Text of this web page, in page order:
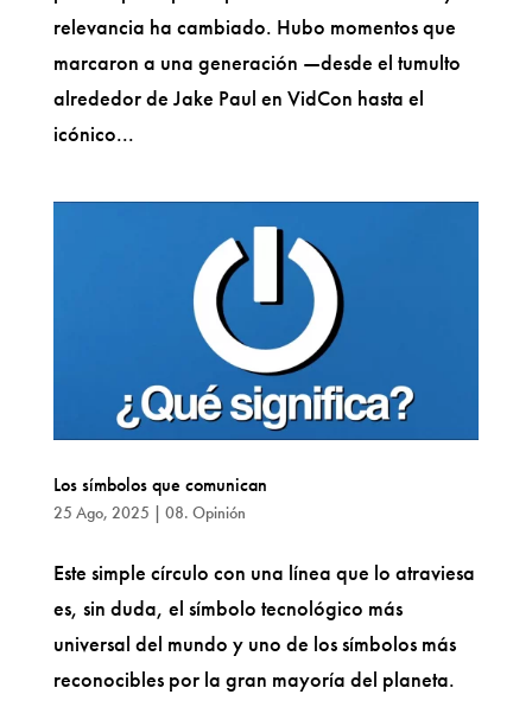
relevancia ha cambiado. Hubo momentos que
marcaron a una generación —desde el tumulto
alrededor de Jake Paul en VidCon hasta el
icónico...
Los símbolos que comunican
25 Ago, 2025 | 08. Opinión
Este simple círculo con una línea que lo atraviesa
es, sin duda, el símbolo tecnológico más
universal del mundo y uno de los símbolos más
reconocibles por la gran mayoría del planeta.